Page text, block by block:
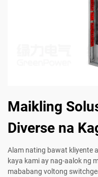
Maikling
Diverse na
Alam nating bawat kliyente
kaya kami ay nag-aalok ng
mababang voltong